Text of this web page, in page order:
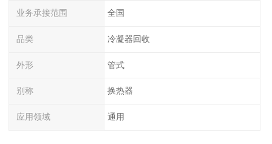
业务承接范围 全国
品类 冷凝器回收
外形 管式
别称 换热器
应用领域 通用